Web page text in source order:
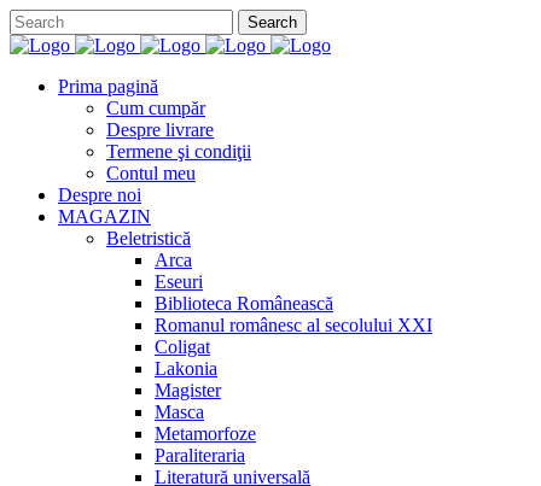
Prima pagină
Cum cumpăr
Despre livrare
Termene şi condiţii
Contul meu
Despre noi
MAGAZIN
Beletristică
Arca
Eseuri
Biblioteca Românească
Romanul românesc al secolului XXI
Coligat
Lakonia
Magister
Masca
Metamorfoze
Paraliteraria
Literatură universală